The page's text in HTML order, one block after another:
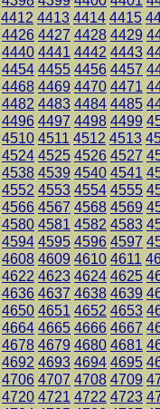
4412 4413 4414 4415
4426 4427 4428 4429
4440 4441 4442 4443
4454 4455 4456 4457
4468 4469 4470 4471
4482 4483 4484 4485
4496 4497 4498 4499
4510 4511 4512 4513
4524 4525 4526 4527
4538 4539 4540 4541
4552 4553 4554 4555
4566 4567 4568 4569
4580 4581 4582 4583
4594 4595 4596 4597
4608 4609 4610 4611
4622 4623 4624 4625
4636 4637 4638 4639
4650 4651 4652 4653
4664 4665 4666 4667
4678 4679 4680 4681
4692 4693 4694 4695
4706 4707 4708 4709
4720 4721 4722 4723